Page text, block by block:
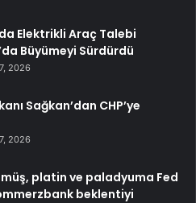
Elektrikli Araç Talebi
Büyümeyi Sürdürdü
2026
Sağkan’dan CHP’ye
2026
platin ve paladyuma Fed
beklentiyi